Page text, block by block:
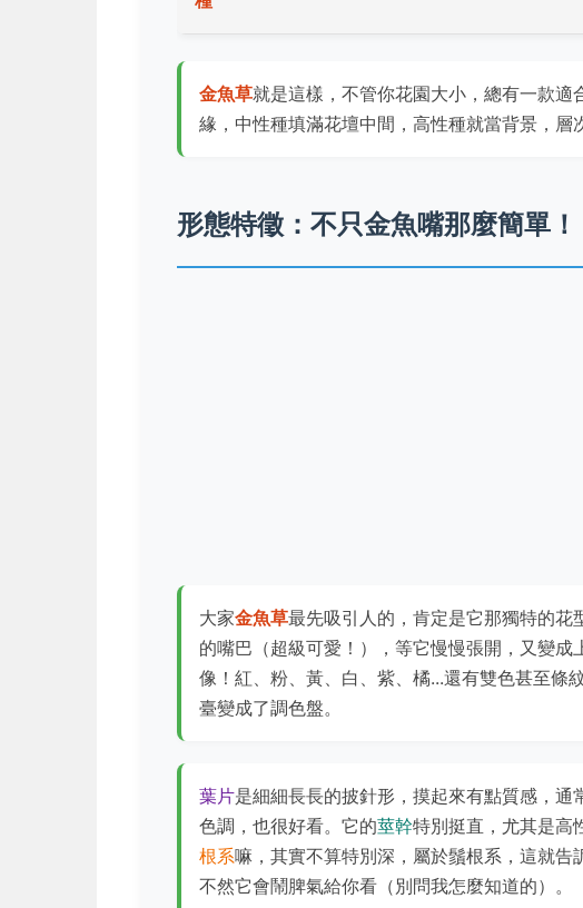
金魚草就是這樣，不管你花園大小，總有一款
緣，中性種填滿花壇中間，高性種就當背景，層
形態特徵：不只金魚嘴那麼簡單！
大家金魚草最先吸引人的，肯定是它那獨特的花
的嘴巴（超級可愛！），等它慢慢張開，又變
像！紅、粉、黃、白、紫、橘...還有雙色甚至條
臺變成了調色盤。
葉片是細細長長的披針形，摸起來有點質感，
色調，也很好看。它的莖幹特別挺直，尤其是高
根系嘛，其實不算特別深，屬於鬚根系，這就告
不然它會鬧脾氣給你看（別問我怎麼知道的）。